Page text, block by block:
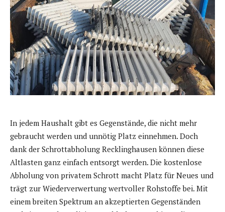
In jedem Haushalt gibt es Gegenstände, die nicht mehr
gebraucht werden und unnötig Platz einnehmen. Doch
dank der Schrottabholung Recklinghausen können diese
Altlasten ganz einfach entsorgt werden. Die kostenlose
Abholung von privatem Schrott macht Platz für Neues und
trägt zur Wiederverwertung wertvoller Rohstoffe bei. Mit
einem breiten Spektrum an akzeptierten Gegenständen